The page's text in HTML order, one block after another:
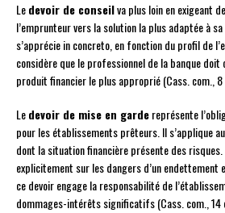
Ledevoir de conseilva plus loin en exigeant
l’emprunteur vers la solution la plus adaptée à
s’apprécie in concreto, en fonction du profil de
considère que le professionnel de la banque
produit financier le plus approprié (Cass. com.,
Ledevoir de mise en gardereprésente
pour les établissements prêteurs. Il s’applique
dont la situation financière présente des
explicitement sur les dangers d’un endettement
ce devoir engage la responsabilité de
dommages-intérêts significatifs (Cass. com.,